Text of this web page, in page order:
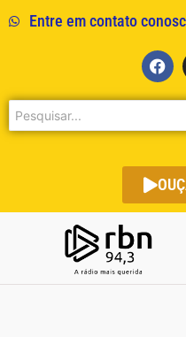
Entre em contato